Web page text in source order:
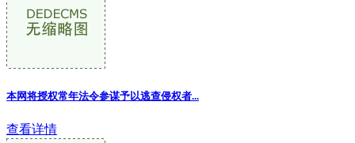
本网将授权常年法令参谋予以逃查侵权者...
查看详情